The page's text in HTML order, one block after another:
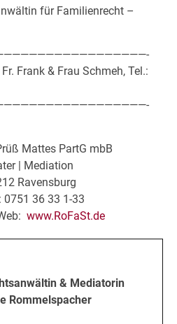
für Familienrecht –
Frank & Frau Schmeh, Tel.:
Mattes PartG mbB
| Mediation
Ravensburg
0751 36 33 1-33
www.RoFaSt.de
& Mediatorin
Rommelspacher